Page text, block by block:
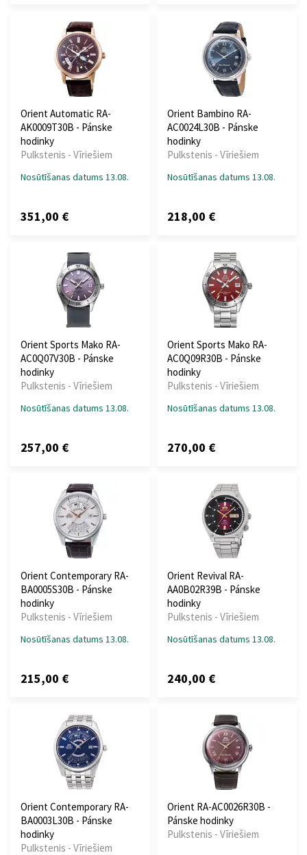
Orient Automatic RA-
AK0009T30B - Pánske
hodinky
Pulkstenis - Vīriešiem
Nosūtīšanas datums 13.08.
351,00 €
Orient Bambino RA-
AC0024L30B - Pánske
hodinky
Pulkstenis - Vīriešiem
Nosūtīšanas datums 13.08.
218,00 €
Orient Sports Mako RA-
AC0Q07V30B - Pánske
hodinky
Pulkstenis - Vīriešiem
Nosūtīšanas datums 13.08.
257,00 €
Orient Sports Mako RA-
AC0Q09R30B - Pánske
hodinky
Pulkstenis - Vīriešiem
Nosūtīšanas datums 13.08.
270,00 €
Orient Contemporary RA-
BA0005S30B - Pánske
hodinky
Pulkstenis - Vīriešiem
Nosūtīšanas datums 13.08.
215,00 €
Orient Revival RA-
AA0B02R39B - Pánske
hodinky
Pulkstenis - Vīriešiem
Nosūtīšanas datums 13.08.
240,00 €
Orient Contemporary RA-
BA0003L30B - Pánske
hodinky
Pulkstenis - Vīriešiem
Orient RA-AC0026R30B -
Pánske hodinky
Pulkstenis - Vīriešiem